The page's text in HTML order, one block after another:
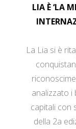
LIA È ‘LA
La Lia si è
analizzato i
capitali con
della 2a